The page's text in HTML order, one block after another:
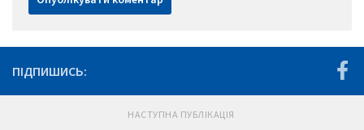
ПІДПИШИСЬ:
НАСТУПНА ПУБЛІКАЦІЯ